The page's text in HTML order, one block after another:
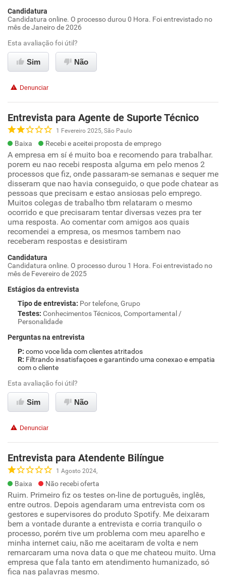
Candidatura
Candidatura online. O processo durou 0 Hora. Foi entrevistado no
mês de Janeiro de 2026
Esta avaliação foi útil?
Sim Não
Denunciar
Entrevista para Agente de Suporte Técnico
1 Fevereiro 2025, São Paulo
Baixa Recebi e aceitei proposta de emprego
A empresa em sí é muito boa e recomendo para trabalhar.
porem eu nao recebi resposta alguma em pelo menos 2
processos que fiz, onde passaram-se semanas e sequer me
disseram que nao havia conseguido, o que pode chatear as
pessoas que precisam e estao ansiosas pelo emprego.
Muitos colegas de trabalho tbm relataram o mesmo
ocorrido e que precisaram tentar diversas vezes pra ter
uma resposta. Ao comentar com amigos aos quais
recomendei a empresa, os mesmos tambem nao
receberam respostas e desistiram
Candidatura
Candidatura online. O processo durou 1 Hora. Foi entrevistado no
mês de Fevereiro de 2025
Estágios da entrevista
Tipo de entrevista: Por telefone, Grupo
Testes: Conhecimentos Técnicos, Comportamental /
Personalidade
Perguntas na entrevista
como voce lida com clientes atritados
Filtrando insatisfaçoes e garantindo uma conexao e empatia
com o cliente
Esta avaliação foi útil?
Sim Não
Denunciar
Entrevista para Atendente Bilíngue
1 Agosto 2024,
Baixa Não recebi oferta
Ruim. Primeiro fiz os testes on-line de português, inglês,
entre outros. Depois agendaram uma entrevista com os
gestores e supervisores do produto Spotify. Me deixaram
bem a vontade durante a entrevista e corria tranquilo o
processo, porém tive um problema com meu aparelho e
minha internet caiu, não me aceitaram de volta e nem
remarcaram uma nova data o que me chateou muito. Uma
empresa que fala tanto em atendimento humanizado, só
fica nas palavras mesmo.